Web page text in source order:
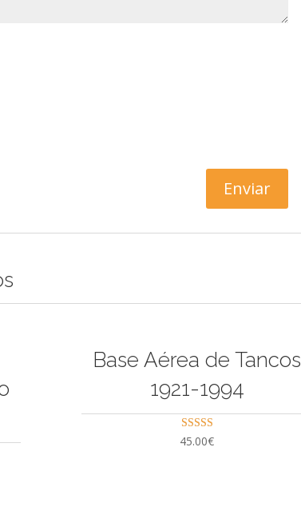
Base Aérea de Tancos
1921-1994
Avaliação
5.00
45.00€